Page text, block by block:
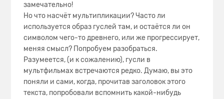
замечательно!
Но что насчёт мультипликации? Часто ли
используется образ гуслей там, и остаётся ли он
символом чего-то древнего, или же прогрессирует,
меняя смысл? Попробуем разобраться.
Разумеется, (и к сожалению), гусли в
мультфильмах встречаются редко. Думаю, вы это
поняли и сами, когда, прочитав заголовок этого
текста, попробовали вспомнить какой-нибудь